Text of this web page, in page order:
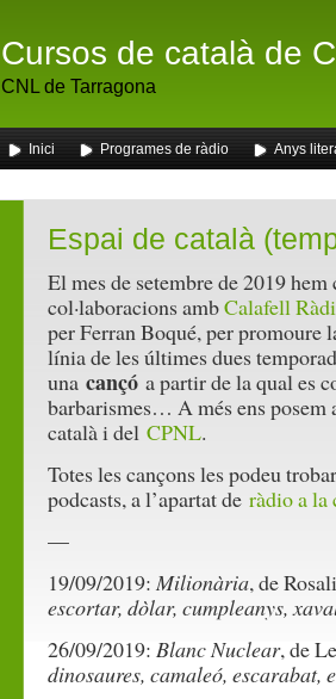
Cursos de català de
CNL de Tarragona
Inici Programes de ràdio Anys
Espai de català
El mes de setembre de 2019
col·laboracions ambCalafell
per Ferran Boqué, per promoure
línia de les últimes dues
una cançóa partir de la qual es
barbarismes… A més ens posem
català i del CPNL.
Totes les cançons les podeu
podcasts, a l’apartat de ràdio a la
—
19/09/2019: Milionària, de
escortar, dòlar, cumpleanys,
26/09/2019: Blanc Nuclear, de
dinosaures, camaleó, escarabat,